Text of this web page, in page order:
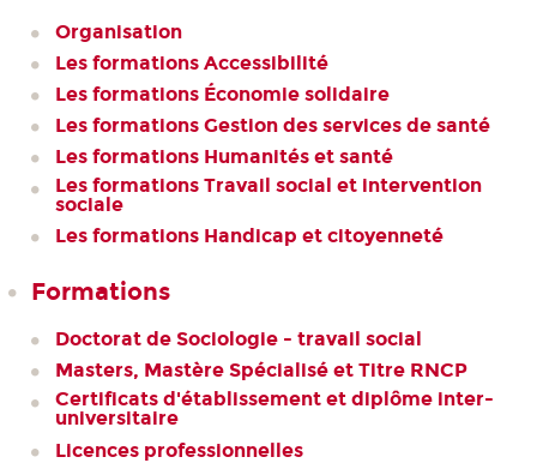
Organisation
Les formations Accessibilité
Les formations Économie solidaire
Les formations Gestion des services de santé
Les formations Humanités et santé
Les formations Travail social et intervention
sociale
Les formations Handicap et citoyenneté
Formations
Doctorat de Sociologie - travail social
Masters, Mastère Spécialisé et Titre RNCP
Certificats d'établissement et diplôme inter-
universitaire
Licences professionnelles